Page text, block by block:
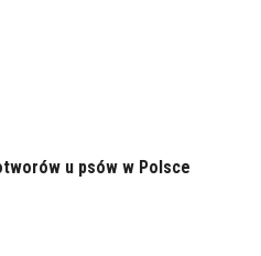
u psów w Polsce